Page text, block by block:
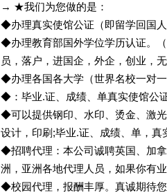
→ ★我们为您做的是：
◆办理真实使馆公证（即留学回国
◆办理教育部国外学位学历认证。
员，落户，进国企，外企，创业，
◆办理各国各大学（世界名校一对
◆：毕业.证、成绩、单真实使馆公
◆可以提供钢印、水印、烫金、激
设计，印刷;毕业.证、成绩、单，真
◆招聘代理：本公司诚聘英国、加
洲，亚洲各地代理人员，如果你有
◆校园代理，报酬丰厚。真诚期待